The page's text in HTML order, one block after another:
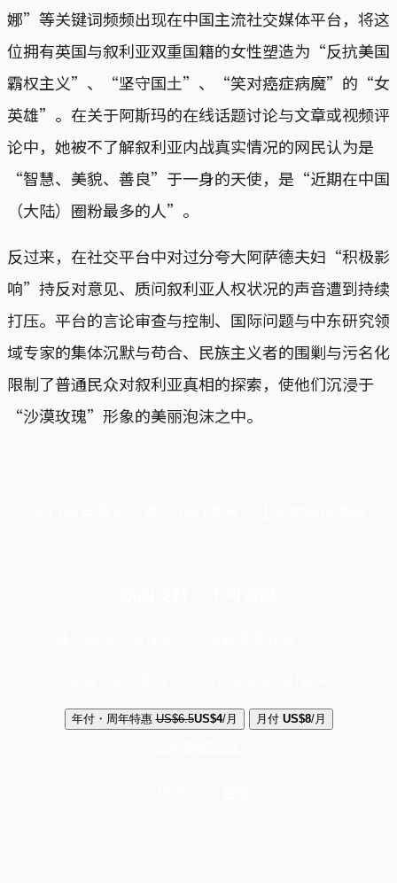
娜”等关键词频频出现在中国主流社交媒体平台，将这
位拥有英国与叙利亚双重国籍的女性塑造为“反抗美国
霸权主义”、“坚守国土”、“笑对癌症病魔”的“女
英雄”。在关于阿斯玛的在线话题讨论与文章或视频评
论中，她被不了解叙利亚内战真实情况的网民认为是
“智慧、美貌、善良”于一身的天使，是“近期在中国
（大陆）圈粉最多的人”。
反过来，在社交平台中对过分夸大阿萨德夫妇“积极影
响”持反对意见、质问叙利亚人权状况的声音遭到持续
打压。平台的言论审查与控制、国际问题与中东研究领
域专家的集体沉默与苟合、民族主义者的围剿与污名化
限制了普通民众对叙利亚真相的探索，使他们沉浸于
“沙漠玫瑰”形象的美丽泡沫之中。
年付・周年特惠 US$6.5US$4/月 月付 US$8/月